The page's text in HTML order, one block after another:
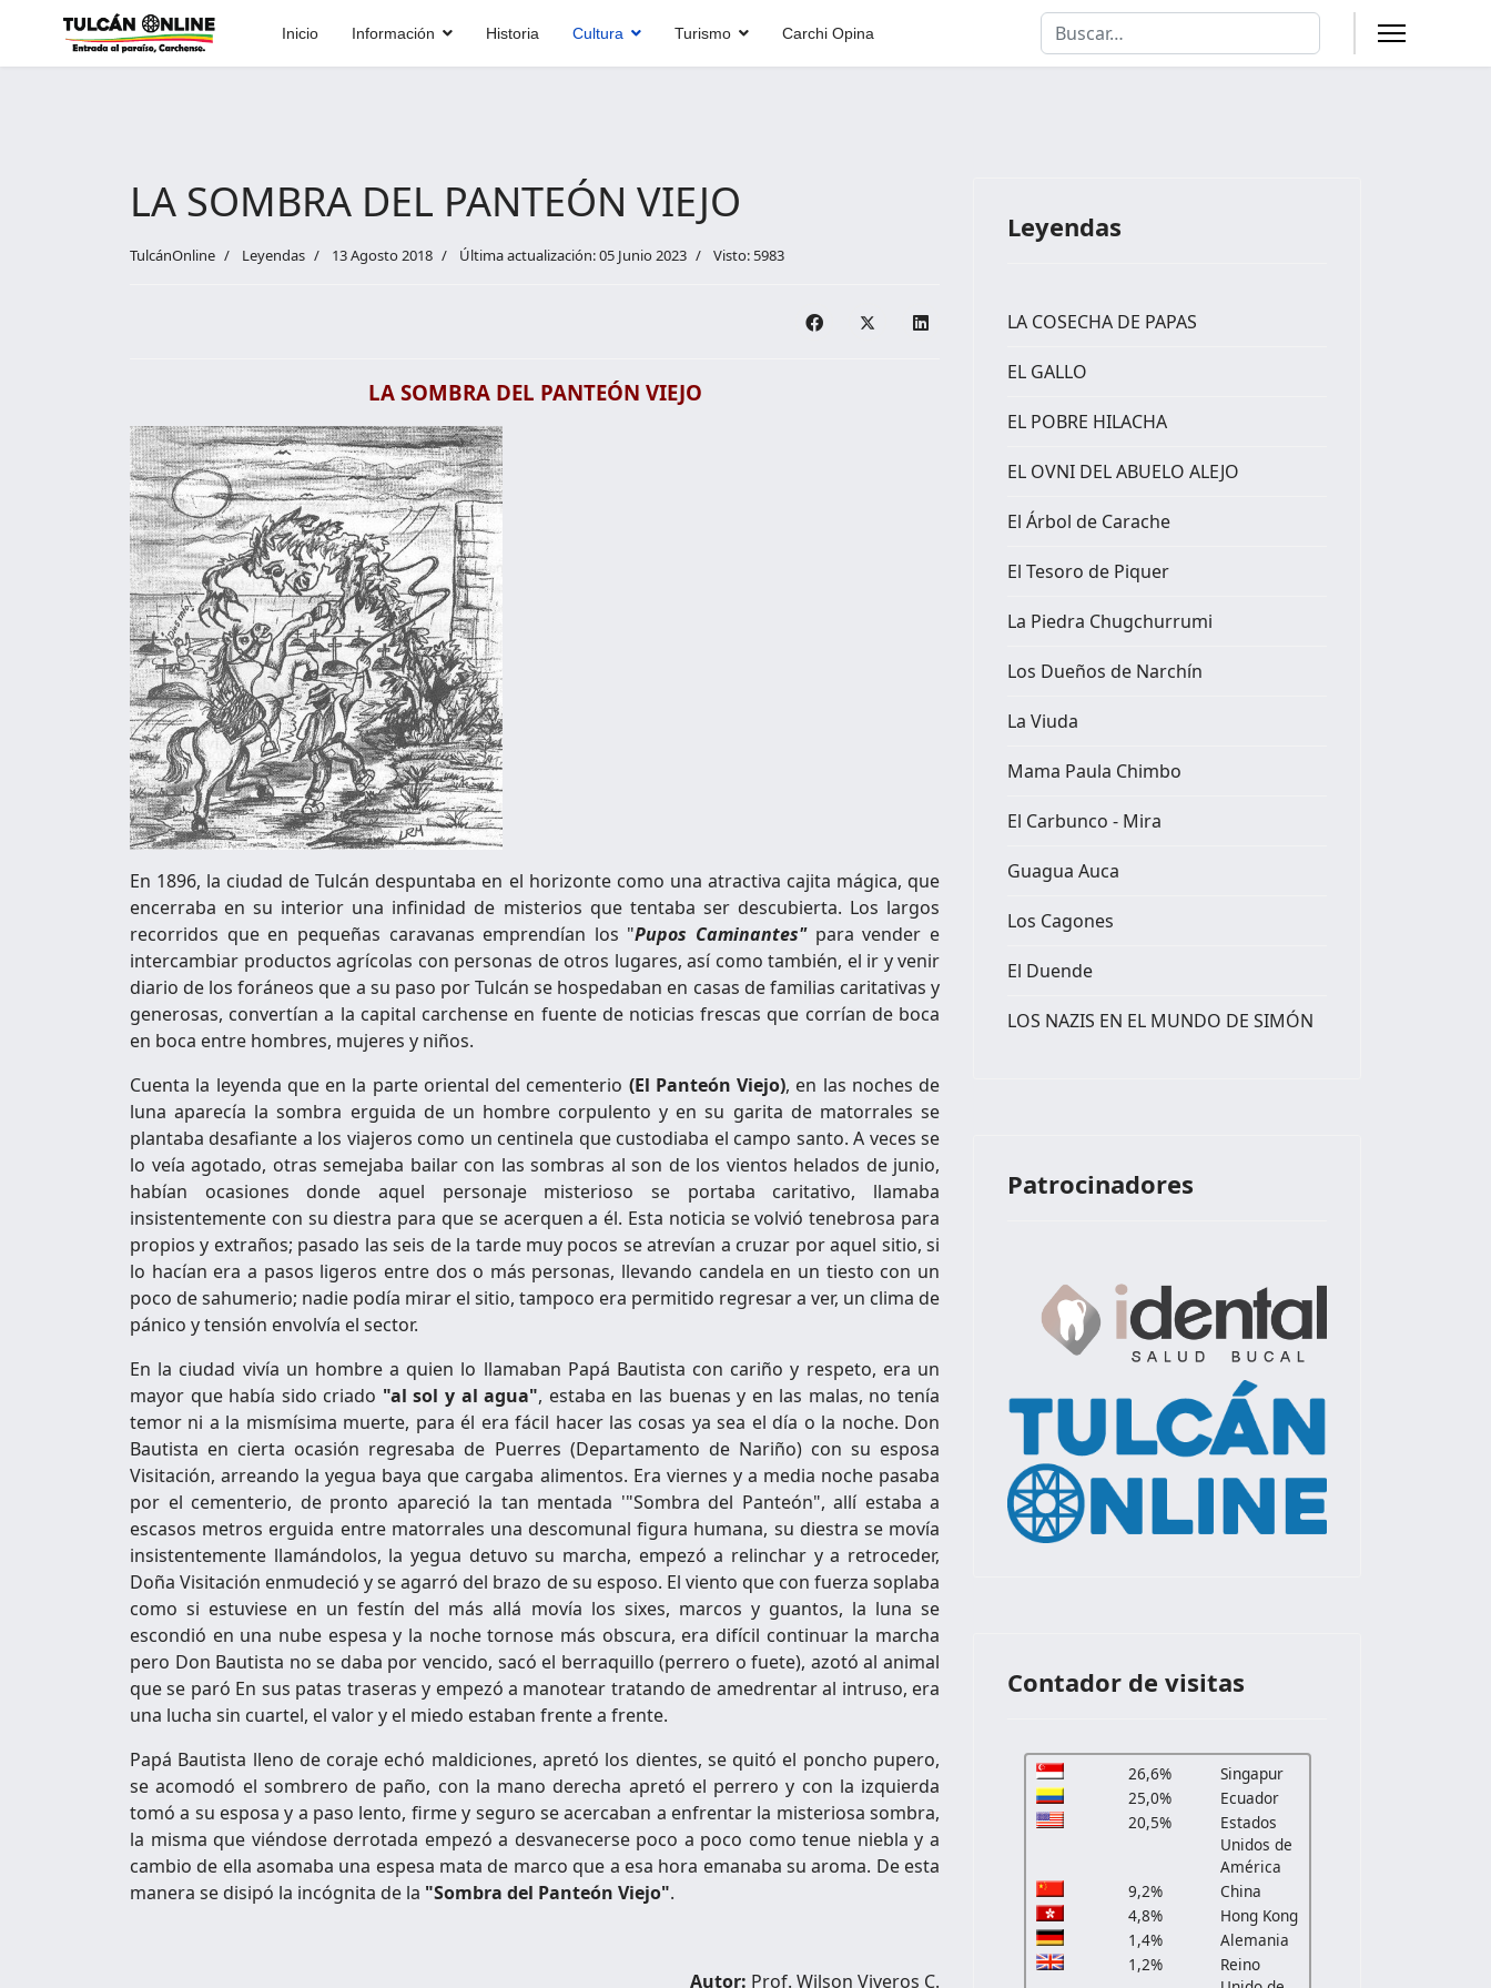
Inicio Información Historia Cultura Turismo Carchi Opina
Buscar
Type 2 or more characters for results.
LA SOMBRA DEL PANTEÓN VIEJO
TulcánOnline Leyendas 13 Agosto 2018 Última actualización: 05 Junio 2023 Visto: 5983
LA SOMBRA DEL PANTEÓN VIEJO
En 1896, la ciudad de Tulcán despuntaba en el horizonte como una atractiva cajita mágica, que
encerraba en su interior una infinidad de misterios que tentaba ser descubierta. Los largos
recorridos que en pequeñas caravanas emprendían los "Pupos Caminantes"para vender e
intercambiar productos agrícolas con personas de otros lugares, así como también, el ir y venir
diario de los foráneos que a su paso por Tulcán se hospedaban en casas de familias caritativas y
generosas, convertían a la capital carchense en fuente de noticias frescas que corrían de boca
en boca entre hombres, mujeres y niños.
Cuenta la leyenda que en la parte oriental del cementerio (El Panteón Viejo), en las noches de
luna aparecía la sombra erguida de un hombre corpulento y en su garita de matorrales se
plantaba desafiante a los viajeros como un centinela que custodiaba el campo santo. A veces se
lo veía agotado, otras semejaba bailar con las sombras al son de los vientos helados de junio,
habían ocasiones donde aquel personaje misterioso se portaba caritativo, llamaba
insistentemente con su diestra para que se acerquen a él. Esta noticia se volvió tenebrosa para
propios y extraños; pasado las seis de la tarde muy pocos se atrevían a cruzar por aquel sitio, si
lo hacían era a pasos ligeros entre dos o más personas, llevando candela en un tiesto con un
poco de sahumerio; nadie podía mirar el sitio, tampoco era permitido regresar a ver, un clima de
pánico y tensión envolvía el sector.
En la ciudad vivía un hombre a quien lo llamaban Papá Bautista con cariño y respeto, era un
mayor que había sido criado "al sol y al agua", estaba en las buenas y en las malas, no tenía
temor ni a la mismísima muerte, para él era fácil hacer las cosas ya sea el día o la noche. Don
Bautista en cierta ocasión regresaba de Puerres (Departamento de Nariño) con su esposa
Visitación, arreando la yegua baya que cargaba alimentos. Era viernes y a media noche pasaba
por el cementerio, de pronto apareció la tan mentada '"Sombra del Panteón", allí estaba a
escasos metros erguida entre matorrales una descomunal figura humana, su diestra se movía
insistentemente llamándolos, la yegua detuvo su marcha, empezó a relinchar y a retroceder,
Doña Visitación enmudeció y se agarró del brazo de su esposo. El viento que con fuerza soplaba
como si estuviese en un festín del más allá movía los sixes, marcos y guantos, la luna se
escondió en una nube espesa y la noche tornose más obscura, era difícil continuar la marcha
pero Don Bautista no se daba por vencido, sacó el berraquillo (perrero o fuete), azotó al animal
que se paró En sus patas traseras y empezó a manotear tratando de amedrentar al intruso, era
una lucha sin cuartel, el valor y el miedo estaban frente a frente.
Papá Bautista lleno de coraje echó maldiciones, apretó los dientes, se quitó el poncho pupero,
se acomodó el sombrero de paño, con la mano derecha apretó el perrero y con la izquierda
tomó a su esposa y a paso lento, firme y seguro se acercaban a enfrentar la misteriosa sombra,
la misma que viéndose derrotada empezó a desvanecerse poco a poco como tenue niebla y a
cambio de ella asomaba una espesa mata de marco que a esa hora emanaba su aroma. De esta
manera se disipó la incógnita de la "Sombra del Panteón Viejo".
Autor: Prof. Wilson Viveros C.
Leyendas
LA COSECHA DE PAPAS
EL GALLO
EL POBRE HILACHA
EL OVNI DEL ABUELO ALEJO
El Árbol de Carache
El Tesoro de Piquer
La Piedra Chugchurrumi
Los Dueños de Narchín
La Viuda
Mama Paula Chimbo
El Carbunco - Mira
Guagua Auca
Los Cagones
El Duende
LOS NAZIS EN EL MUNDO DE SIMÓN
Patrocinadores
Contador de visitas
26,6%
Singapur
25,0%
Ecuador
20,5%
Estados
Unidos de
América
9,2%
China
4,8%
Hong Kong
1,4%
Alemania
1,2%
Reino